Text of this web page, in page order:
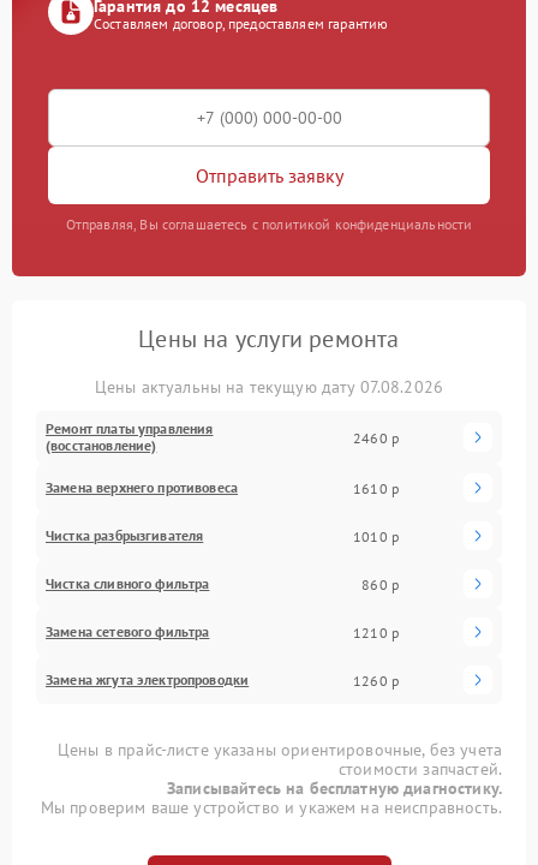
Гарантия до 12 месяцев
Составляем договор, предоставляем гарантию
Отправить заявку
Отправляя, Вы соглашаетесь с политикой конфиденциальности
Цены на услуги ремонта
Цены актуальны на текущую дату 07.08.2026
Ремонт платы управления
(восстановление)
2460 р
Замена верхнего противовеса 1610 р
Чистка разбрызгивателя 1010 р
Чистка сливного фильтра 860 р
Замена сетевого фильтра 1210 р
Замена жгута электропроводки 1260 р
Цены в прайс-листе указаны ориентировочные, без учета
стоимости запчастей.
Записывайтесь на бесплатную диагностику.
Мы проверим ваше устройство и укажем на неисправность.